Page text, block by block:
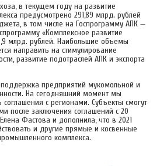
в текущем году на развитие
предусмотрено 291,89 млрд. рублей
в том числе на Госпрограмму АПК —
«Комплексное развитие
млрд. рублей. Наибольшие объемы
направить на стимулирование
развитие подотраслей АПК и экспорта
предприятий мукомольной и
На сегодняшний момент мы
с регионами. Субъекты смогут
после заключения соглашений с 20
Фастова и дополнила, что в 2021
и другие прямые и косвенные
комплекса.